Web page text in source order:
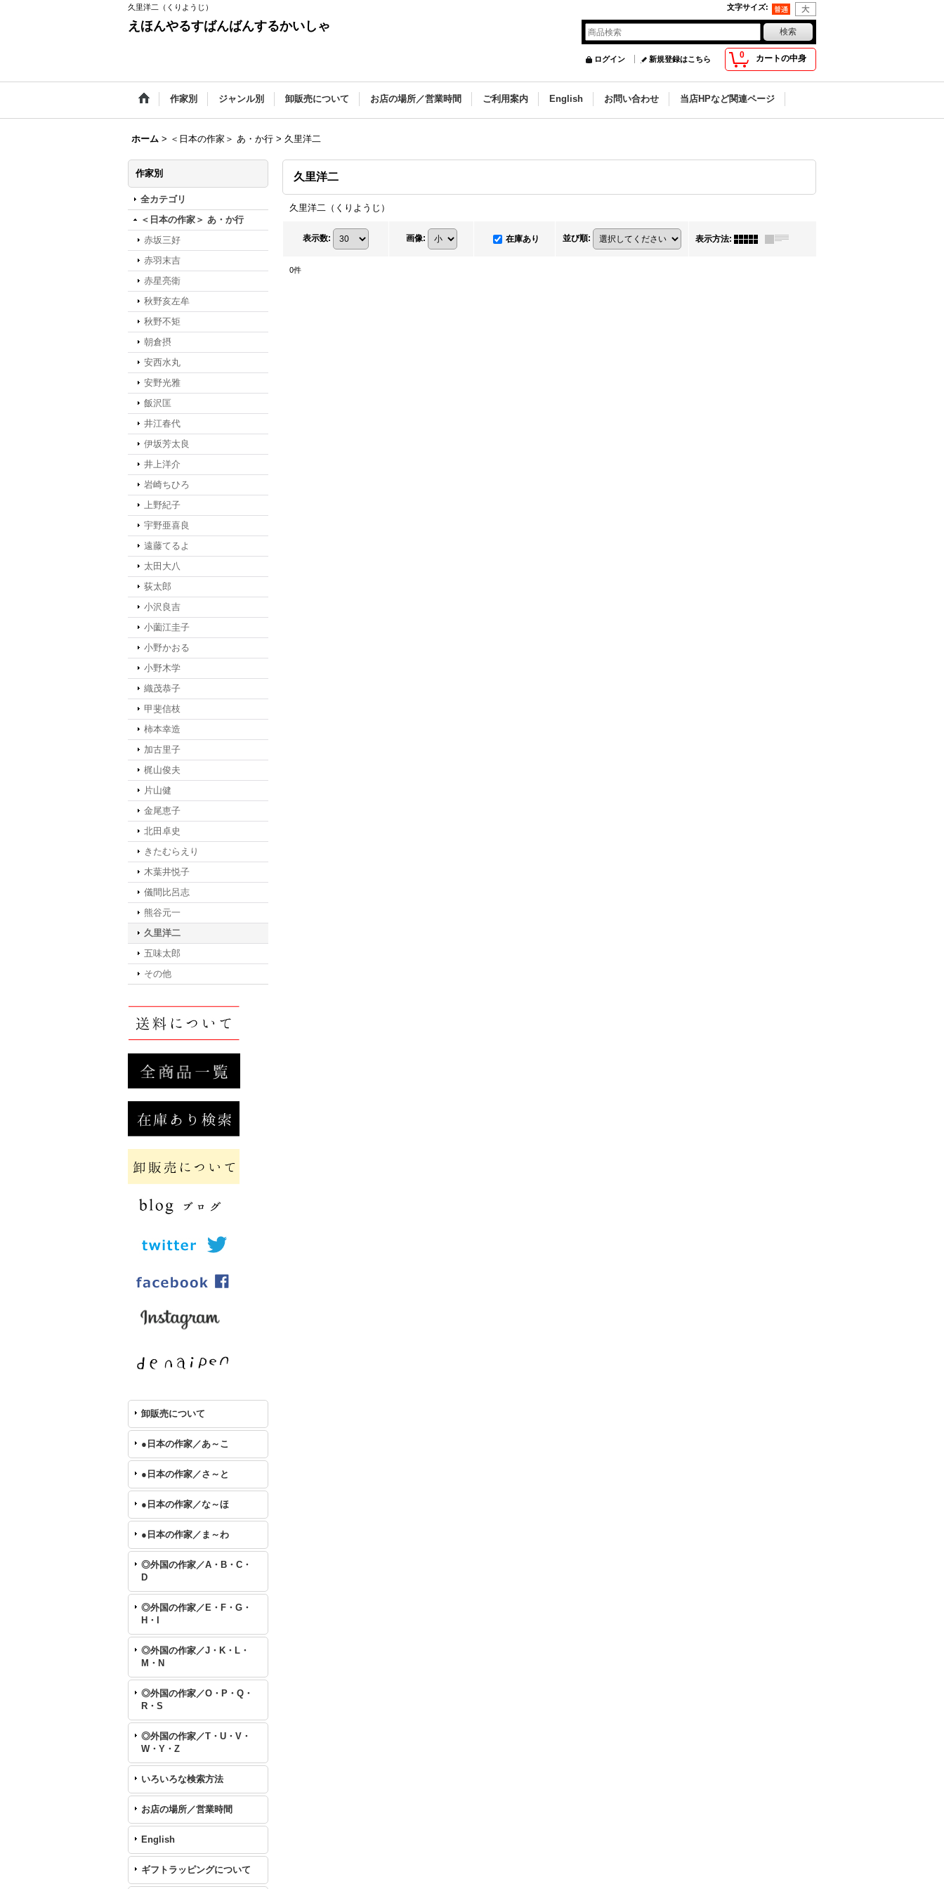
久里洋二（くりようじ） 文字サイズ:
えほんやるすばんばんするかいしゃ
0 カートの中身
ログイン 新規登録はこちら
作家別 ジャンル別 卸販売について お店の場所／営業時間 ご利用案内 English お問い合わせ 当店HPなど関連ページ
ホーム > ＜日本の作家＞ あ・か行 > 久里洋二
作家別
全カテゴリ
＜日本の作家＞ あ・か行
赤坂三好
赤羽末吉
赤星亮衛
秋野亥左牟
秋野不矩
朝倉摂
安西水丸
安野光雅
飯沢匡
井江春代
伊坂芳太良
井上洋介
岩崎ちひろ
上野紀子
宇野亜喜良
遠藤てるよ
太田大八
荻太郎
小沢良吉
小薗江圭子
小野かおる
小野木学
織茂恭子
甲斐信枝
柿本幸造
加古里子
梶山俊夫
片山健
金尾恵子
北田卓史
きたむらえり
木葉井悦子
儀間比呂志
熊谷元一
久里洋二
五味太郎
その他
卸販売について
●日本の作家／あ～こ
●日本の作家／さ～と
●日本の作家／な～ほ
●日本の作家／ま～わ
◎外国の作家／A・B・C・
D
◎外国の作家／E・F・G・
H・I
◎外国の作家／J・K・L・
M・N
◎外国の作家／O・P・Q・
R・S
◎外国の作家／T・U・V・
W・Y・Z
いろいろな検索方法
お店の場所／営業時間
English
ギフトラッピングについて
久里洋二
久里洋二（くりようじ）
表示数: 画像: 在庫あり 並び順: 表示方法:
0件